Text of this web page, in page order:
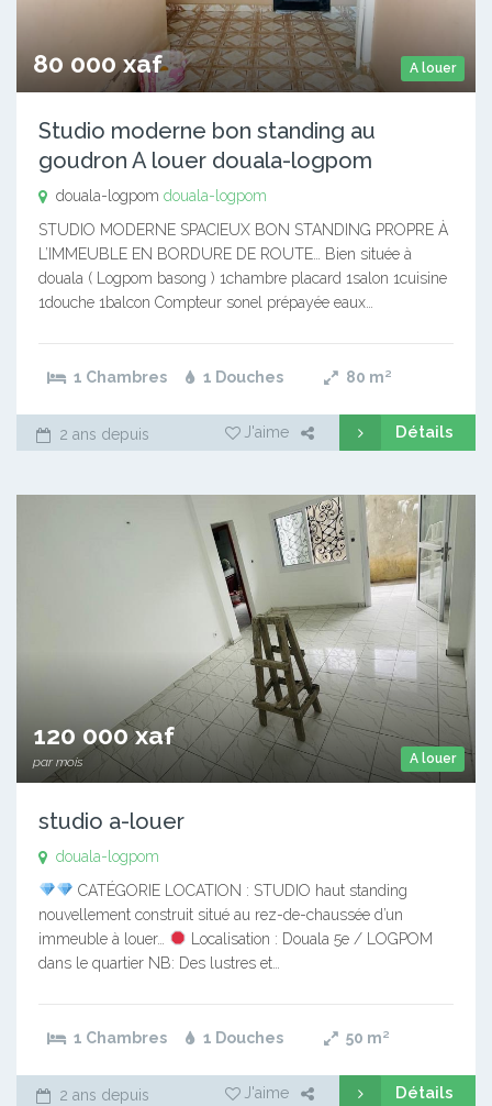
A louer
80 000 xaf
Studio moderne bon standing au
goudron A louer douala-logpom
douala-logpom douala-logpom
STUDIO MODERNE SPACIEUX BON STANDING PROPRE À
L’IMMEUBLE EN BORDURE DE ROUTE… Bien située à
douala ( Logpom basong ) 1chambre placard 1salon 1cuisine
1douche 1balcon Compteur sonel prépayée eaux…
1 Chambres 1 Douches 80 m²
2 ans depuis J'aime Détails
A louer
120 000 xaf
par mois
studio a-louer
douala-logpom
CATÉGORIE LOCATION : STUDIO haut standing
nouvellement construit situé au rez-de-chaussée d’un
immeuble à louer…
Localisation : Douala 5e / LOGPOM
dans le quartier NB: Des lustres et…
1 Chambres 1 Douches 50 m²
2 ans depuis J'aime Détails